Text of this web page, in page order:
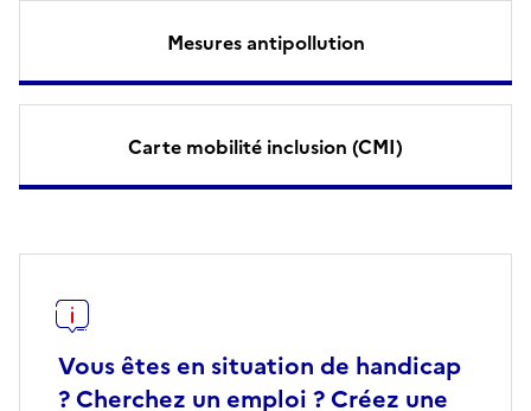
Mesures antipollution
Carte mobilité inclusion (CMI)
Vous êtes en situation de handicap
? Cherchez un emploi ? Créez une